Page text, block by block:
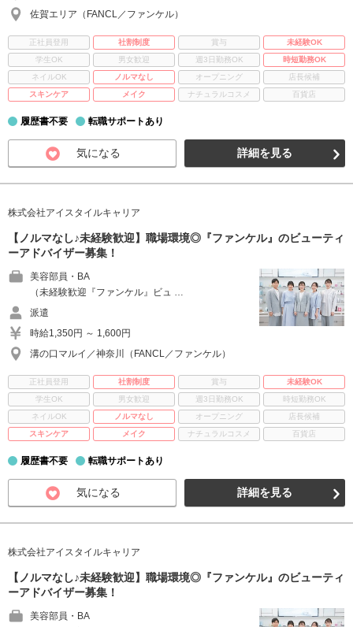
佐賀エリア（FANCL／ファンケル）
正社員登用 社割制度 賞与
未経験OK
学生OK
男女歓迎 週3日勤務OK
時短勤務OK
ネイルOK
ノルマなし オープニング
店長候補
スキンケア
メイク ナチュラルコスメ 百貨店
履歴書不要 転職サポートあり
気になる 詳細を見る
株式会社アイスタイルキャリア
【ノルマなし♪未経験歓迎】職場環境◎『ファンケル』のビューティ
ーアドバイザー募集！
美容部員・BA
（未経験歓迎『ファンケル』ビュ …
派遣
時給1,350円 ～ 1,600円
溝の口マルイ／神奈川（FANCL／ファンケル）
正社員登用 社割制度 賞与
未経験OK
学生OK
男女歓迎 週3日勤務OK
時短勤務OK
ネイルOK
ノルマなし オープニング
店長候補
スキンケア
メイク ナチュラルコスメ 百貨店
履歴書不要 転職サポートあり
気になる 詳細を見る
株式会社アイスタイルキャリア
【ノルマなし♪未経験歓迎】職場環境◎『ファンケル』のビューティ
ーアドバイザー募集！
美容部員・BA